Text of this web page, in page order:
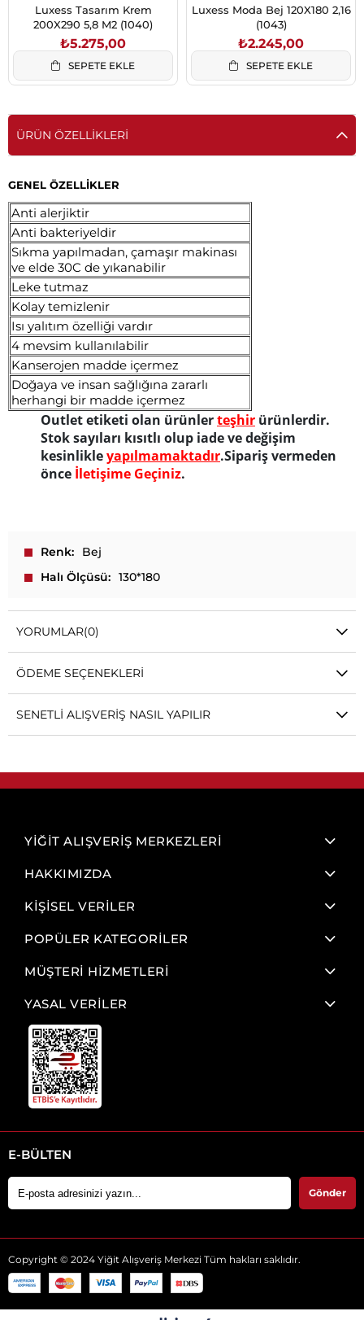
Luxess Tasarım Krem
200X290 5,8 M2 (1040)
₺5.275,00
SEPETE EKLE
Luxess Moda Bej 120X180 2,16
(1043)
₺2.245,00
SEPETE EKLE
ÜRÜN ÖZELLIKLERI
GENEL ÖZELLİKLER
Anti alerjiktir
Anti bakteriyeldir
Sıkma yapılmadan, çamaşır makinası
ve elde 30C de yıkanabilir
Leke tutmaz
Kolay temizlenir
Isı yalıtım özelliği vardır
4 mevsim kullanılabilir
Kanserojen madde içermez
Doğaya ve insan sağlığına zararlı
herhangi bir madde içermez
Outlet etiketi olan ürünlerteşhir ürünlerdir.
Stok sayıları kısıtlı olup iade ve değişim
kesinlikleyapılmamaktadır.Sipariş vermeden
önce İletişime Geçiniz.
Renk
Bej
Halı Ölçüsü
130*180
YORUMLAR(0)
ÖDEME SEÇENEKLERI
SENETLI ALIŞVERIŞ NASIL YAPILIR
YİĞİT ALIŞVERİŞ MERKEZLERİ
HAKKIMIZDA
KİŞİSEL VERİLER
POPÜLER KATEGORİLER
MÜŞTERİ HİZMETLERİ
YASAL VERİLER
E-BÜLTEN
Gönder
Copyright © 2024 Yiğit Alışveriş Merkezi Tüm hakları saklıdır.